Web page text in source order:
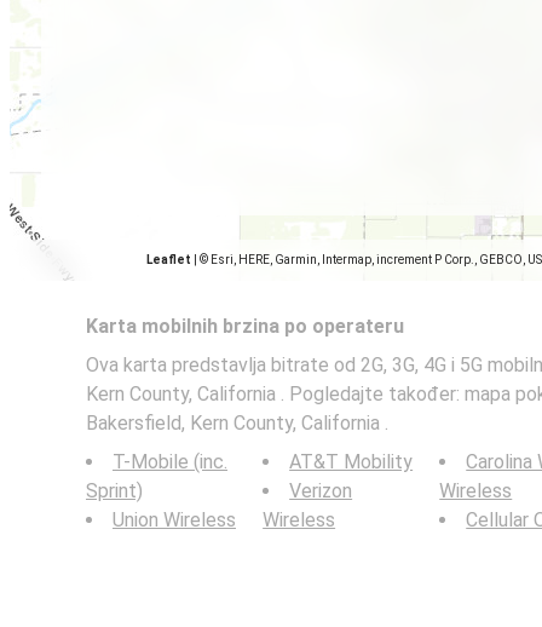
Leaflet © Esri, HERE, Garmin, Intermap, increment P Corp., GEBCO,
Karta mobilnih brzina po operateru
Ova karta predstavlja bitrate od 2G, 3G, 4G i 5G
Kern County, California . Pogledajte također: mapa
Bakersfield, Kern County, California .
T-Mobile (inc.
Sprint)
Union Wireless
AT&T Mobility
Verizon
Wireless
Carolina
Wireless
Cellular